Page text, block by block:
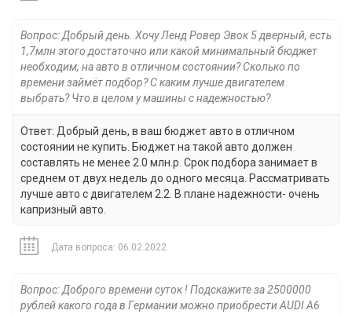
Вопрос: Добрый день. Хочу Ленд Ровер Эвок 5 дверный, есть
1,7млн этого достаточно или какой минимальный бюджет
необходим, на авто в отличном состоянии? Сколько по
времени займёт подбор? С каким лучше двигателем
выбрать? Что в целом у машины с надежностью?
Ответ: Добрый день, в ваш бюджет авто в отличном
состоянии не купить. Бюджет на такой авто должен
составлять не менее 2.0 млн.р. Срок подбора занимает в
среднем от двух недель до одного месяца. Рассматривать
лучше авто с двигателем 2.2. В плане надежности- очень
капризный авто.
Дата вопроса: 06.02.2022
Вопрос: Доброго времени суток ! Подскажите за 2500000
рублей какого года в Германии можно приобрести AUDI A6